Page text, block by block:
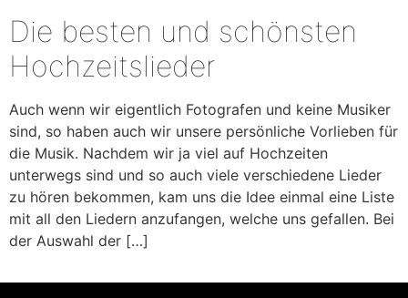
Die besten und schönsten
Hochzeitslieder
Auch wenn wir eigentlich Fotografen und keine Musiker
sind, so haben auch wir unsere persönliche Vorlieben für
die Musik. Nachdem wir ja viel auf Hochzeiten
unterwegs sind und so auch viele verschiedene Lieder
zu hören bekommen, kam uns die Idee einmal eine Liste
mit all den Liedern anzufangen, welche uns gefallen. Bei
der Auswahl der […]